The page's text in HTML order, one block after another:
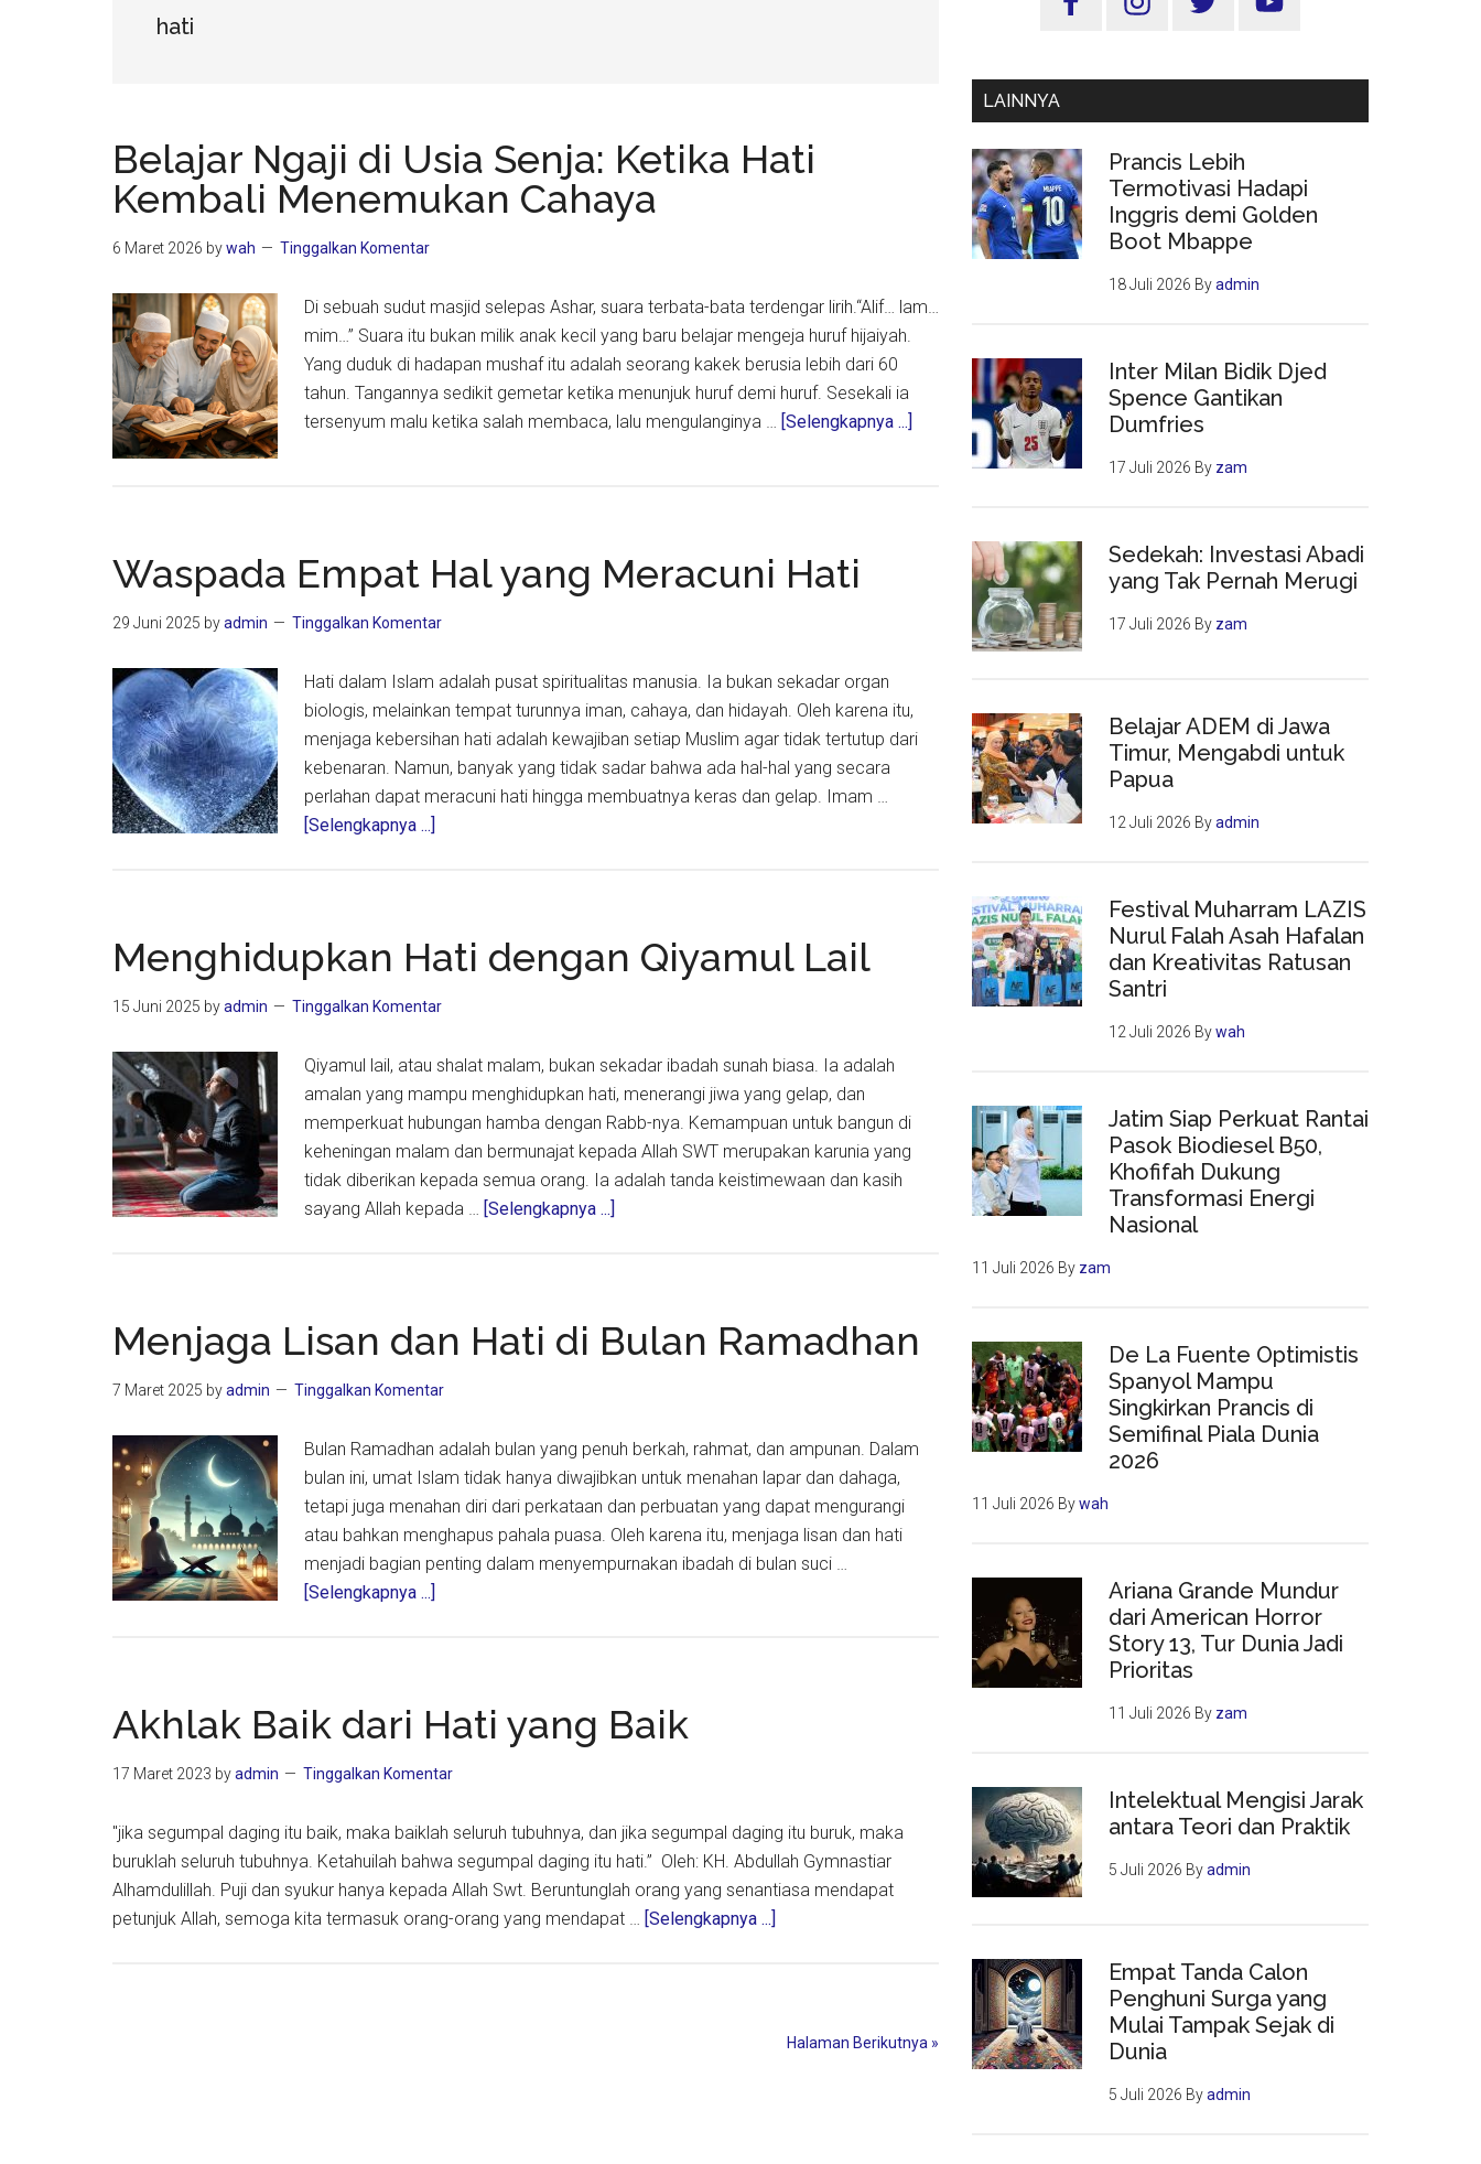
hati
Belajar Ngaji di Usia Senja: Ketika Hati
Kembali Menemukan Cahaya
6 Maret 2026 bywah Tinggalkan Komentar
Di sebuah sudut masjid selepas Ashar, suara terbata-bata terdengar lirih.“Alif… lam…
mim…” Suara itu bukan milik anak kecil yang baru belajar mengeja huruf hijaiyah.
Yang duduk di hadapan mushaf itu adalah seorang kakek berusia lebih dari 60
tahun. Tangannya sedikit gemetar ketika menunjuk huruf demi huruf. Sesekali ia
tersenyum malu ketika salah membaca, lalu mengulanginya … [Selengkapnya ...]
Kembali
Waspada Empat Hal yang Meracuni Hati
29 Juni 2025 byadmin Tinggalkan Komentar
Hati dalam Islam adalah pusat spiritualitas manusia. Ia bukan sekadar organ
biologis, melainkan tempat turunnya iman, cahaya, dan hidayah. Oleh karena itu,
menjaga kebersihan hati adalah kewajiban setiap Muslim agar tidak tertutup dari
kebenaran. Namun, banyak yang tidak sadar bahwa ada hal-hal yang secara
perlahan dapat meracuni hati hingga membuatnya keras dan gelap. Imam …
[Selengkapnya ...]
yang
Meracuni
Menghidupkan Hati dengan Qiyamul Lail
15 Juni 2025 byadmin Tinggalkan Komentar
Qiyamul lail, atau shalat malam, bukan sekadar ibadah sunah biasa. Ia adalah
amalan yang mampu menghidupkan hati, menerangi jiwa yang gelap, dan
memperkuat hubungan hamba dengan Rabb-nya. Kemampuan untuk bangun di
keheningan malam dan bermunajat kepada Allah SWT merupakan karunia yang
tidak diberikan kepada semua orang. Ia adalah tanda keistimewaan dan kasih
sayang Allah kepada … [Selengkapnya ...]
Qiyamul
Lail
Menjaga Lisan dan Hati di Bulan Ramadhan
7 Maret 2025 byadmin Tinggalkan Komentar
Bulan Ramadhan adalah bulan yang penuh berkah, rahmat, dan ampunan. Dalam
bulan ini, umat Islam tidak hanya diwajibkan untuk menahan lapar dan dahaga,
tetapi juga menahan diri dari perkataan dan perbuatan yang dapat mengurangi
atau bahkan menghapus pahala puasa. Oleh karena itu, menjaga lisan dan hati
menjadi bagian penting dalam menyempurnakan ibadah di bulan suci …
[Selengkapnya ...]
Hati
di
Bulan
Akhlak Baik dari Hati yang Baik
17 Maret 2023 byadmin Tinggalkan Komentar
"jika segumpal daging itu baik, maka baiklah seluruh tubuhnya, dan jika segumpal daging itu buruk, maka
buruklah seluruh tubuhnya. Ketahuilah bahwa segumpal daging itu hati.” Oleh: KH. Abdullah Gymnastiar
Alhamdulillah. Puji dan syukur hanya kepada Allah Swt. Beruntunglah orang yang senantiasa mendapat
petunjuk Allah, semoga kita termasuk orang-orang yang mendapat … [Selengkapnya ...]
HatiHalaman Berikutnya »
Utama
LAINNYA
Prancis Lebih
Termotivasi Hadapi
Inggris demi Golden
Boot Mbappe
18 Juli 2026 Byadmin
Inter Milan Bidik Djed
Spence Gantikan
Dumfries
17 Juli 2026 By zam
Sedekah: Investasi Abadi
yang Tak Pernah Merugi
17 Juli 2026 By zam
Belajar ADEM di Jawa
Timur, Mengabdi untuk
Papua
12 Juli 2026 Byadmin
Festival Muharram LAZIS
Nurul Falah Asah Hafalan
dan Kreativitas Ratusan
Santri
12 Juli 2026 Bywah
Jatim Siap Perkuat Rantai
Pasok Biodiesel B50,
Khofifah Dukung
Transformasi Energi
Nasional
11 Juli 2026 By zam
De La Fuente Optimistis
Spanyol Mampu
Singkirkan Prancis di
Semifinal Piala Dunia
2026
11 Juli 2026 Bywah
Ariana Grande Mundur
dari American Horror
Story 13, Tur Dunia Jadi
Prioritas
11 Juli 2026 By zam
Intelektual Mengisi Jarak
antara Teori dan Praktik
5 Juli 2026 Byadmin
Empat Tanda Calon
Penghuni Surga yang
Mulai Tampak Sejak di
Dunia
5 Juli 2026 Byadmin